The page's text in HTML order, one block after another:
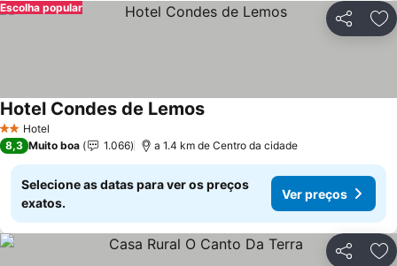
Partilhar
Escolha popular
2 Estrelas
Hotel
Hotel Condes de Lemos
8,3 Muito boa 1.066 a 1.4 km de Centro da cidade
Selecione as datas para ver os preços
exatos.
Ver preços
Partilhar